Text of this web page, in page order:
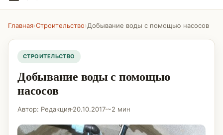
Главная›Строительство›Добывание воды с помощью насосов
СТРОИТЕЛЬСТВО
Добывание воды с помощью
насосов
Автор: Редакция 20.10.2017 ~2 мин